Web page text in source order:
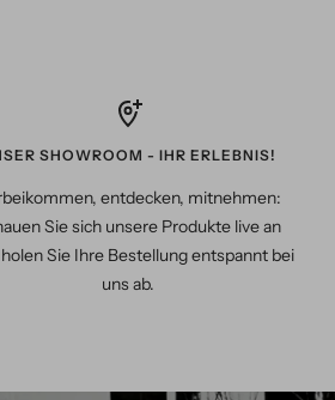
SHOWROOM - IHR ERLEBNIS!
entdecken, mitnehmen:
Sie sich unsere Produkte live an
Sie Ihre Bestellung entspannt bei
uns ab.